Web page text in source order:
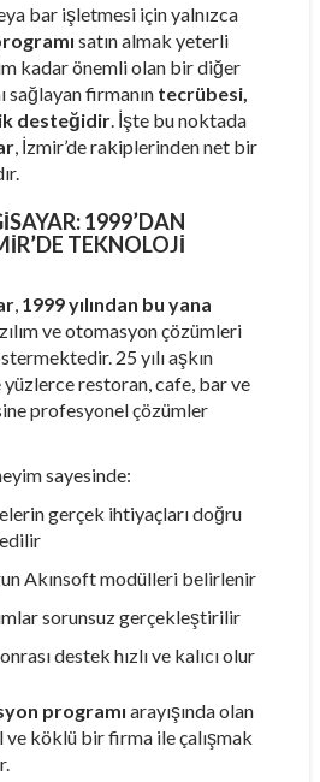
bar işletmesi için yalnızca
satın almak yeterli
kadar önemli olan bir diğer
sağlayan firmanın tecrübesi,
desteğidir. İşte bu noktada
, İzmir’de rakiplerinden net bir
1999’DAN
TEKNOLOJI
, 1999 yılından bu yana
ve otomasyon çözümleri
25 yılı aşkın
restoran, cafe, bar ve
profesyonel çözümler
sayesinde:
gerçek ihtiyaçları doğru
Akınsoft modülleri belirlenir
sorunsuz gerçekleştirilir
destek hızlı ve kalıcı olur
programı arayışında olan
ve köklü bir firma ile çalışmak